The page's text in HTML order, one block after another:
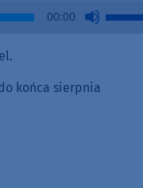
00:00
Use
końca sierpnia